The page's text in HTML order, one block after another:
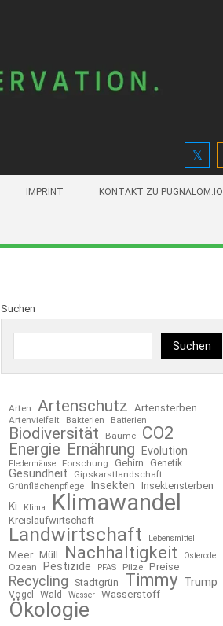
IMPRINT KONTAKT ZU PUGNALOM.IO
Suchen
Suchen
Arten Artenschutz Artensterben
Artenvielfalt Bakterien Batterien
Biodiversität Bäume CO2
Energie Ernährung Evolution
Fledermäuse Forschung Gehirn Genetik
Gesundheit Gipskarstlandschaft
Grünflächenpflege Insekten Insektensterben
Ki Klima Klimawandel
Kreislaufwirtschaft
Landwirtschaft Lebensmittel
Meer Müll Nachhaltigkeit Osterode
Ozean Pestizide PFAS Pilze Preise
Recycling Stadtgrün Timmy Trump
Vögel Wald Wasser Wasserstoff
Ökologie